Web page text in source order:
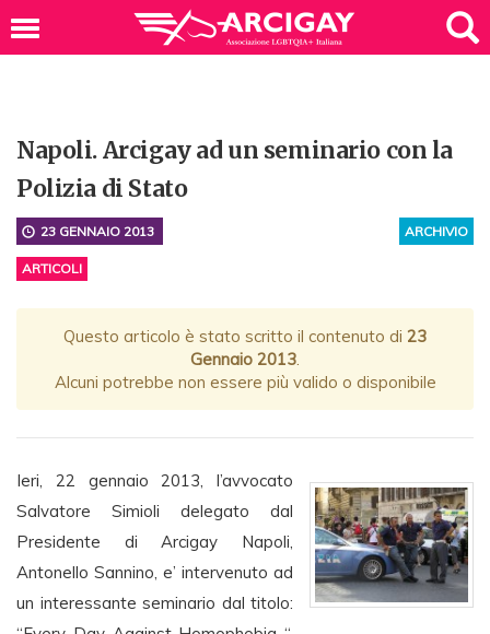
Napoli. Arcigay ad un seminario con la
Polizia di Stato
ARCHIVIO
23 GENNAIO 2013
ARTICOLI
Questo articolo è stato scritto il contenuto di 23
Gennaio 2013.
Alcuni potrebbe non essere più valido o disponibile
Ieri, 22 gennaio 2013, l’avvocato
Salvatore Simioli delegato dal
Presidente di Arcigay Napoli,
Antonello Sannino, e’ intervenuto ad
un interessante seminario dal titolo: